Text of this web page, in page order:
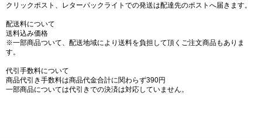
クリックポスト、レターパックライトでの発送は配達先のポストへ届きます。
配送料について
送料込み価格
※一部商品ついて、配送地域により送料を負担して頂くご注文商品もありま
す。
代引手数料について
商品代引き手数料は商品代金合計に関わらず390円
一部商品については代引きでの決済は対応していません。